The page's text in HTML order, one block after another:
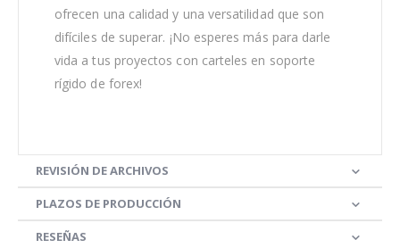
ofrecen una calidad y una versatilidad que son
difíciles de superar. ¡No esperes más para darle
vida a tus proyectos con carteles en soporte
rígido de forex!
REVISIÓN DE ARCHIVOS
PLAZOS DE PRODUCCIÓN
RESEÑAS